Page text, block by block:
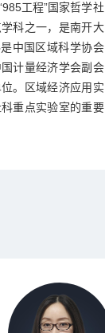
工程”国家哲学社
科之一，是南开大
中国区域科学协会
计量经济学会副会
。区域经济应用实
重点实验室的重要